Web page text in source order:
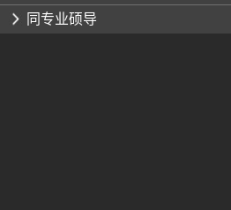
同专业硕导